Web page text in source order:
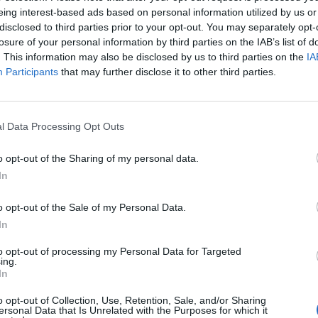
interest-based ads based on personal information utilized by us
to third parties prior to your opt-out. You may separately
of your personal information by third parties on the IAB’s list of
This information may also be disclosed by us to third parties on the
Participants that may further disclose it to other third parties.
Data Processing Opt Outs
opt-out of the Sharing of my personal data.
opt-out of the Sale of my Personal Data.
opt-out of processing my Personal Data for Targeted
opt-out of Collection, Use, Retention, Sale, and/or Sharing
Data that Is Unrelated with the Purposes for which it
a holtankoljak.hu információi szerint a benzin
8 forinttal emelkedik, míg a gázolaj literenkénti
átlagár 348 forintra nőtt, a gázolaj 2 forinttal drágult és a
A holtankoljak.hu információi szerint szerdán ismét
hazai kutakon. A 95-ös benzin literenkénti átlagára...
portfolio.hu hírarchívumához tartozik, melynek olvasása
tartalmazza:
cikkarchívum
elmúlt 2 év napon belüli